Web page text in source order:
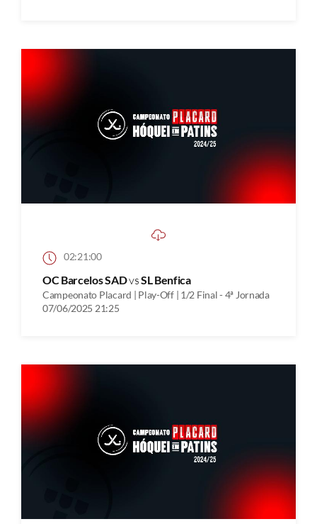
02:21:00
OC Barcelos SADvsSL Benfica
Campeonato Placard | Play-Off | 1/2 Final - 4ª Jornada
07/06/2025 21:25